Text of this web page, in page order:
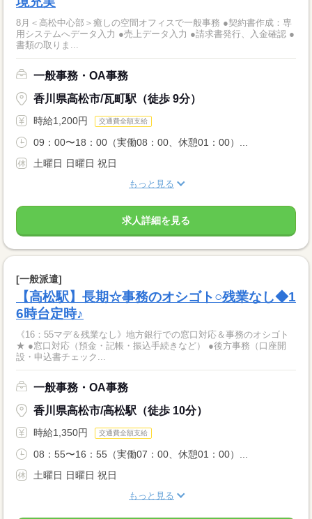
8月＜高松中心部＞癒しの空間オフィスで一般事務 ●契約書作成：専
用システムへデータ入力 ●売上データ入力 ●請求書発行、入金確認 ●
書類の取りま...
一般事務・OA事務
香川県高松市/瓦町駅（徒歩 9分）
時給1,200円 交通費全額支給
09：00〜18：00（実働08：00、休憩01：00）...
土曜日 日曜日 祝日
もっと見る
求人詳細を見る
[一般派遣]
【高松駅】長期☆事務のオシゴト○残業なし◆1
6時台定時♪
《16：55マデ＆残業なし》地方銀行での窓口対応＆事務のオシゴト
★ ●窓口対応（預金・記帳・振込手続きなど） ●後方事務（口座開
設・申込書チェック...
一般事務・OA事務
香川県高松市/高松駅（徒歩 10分）
時給1,350円 交通費全額支給
08：55〜16：55（実働07：00、休憩01：00）...
土曜日 日曜日 祝日
もっと見る